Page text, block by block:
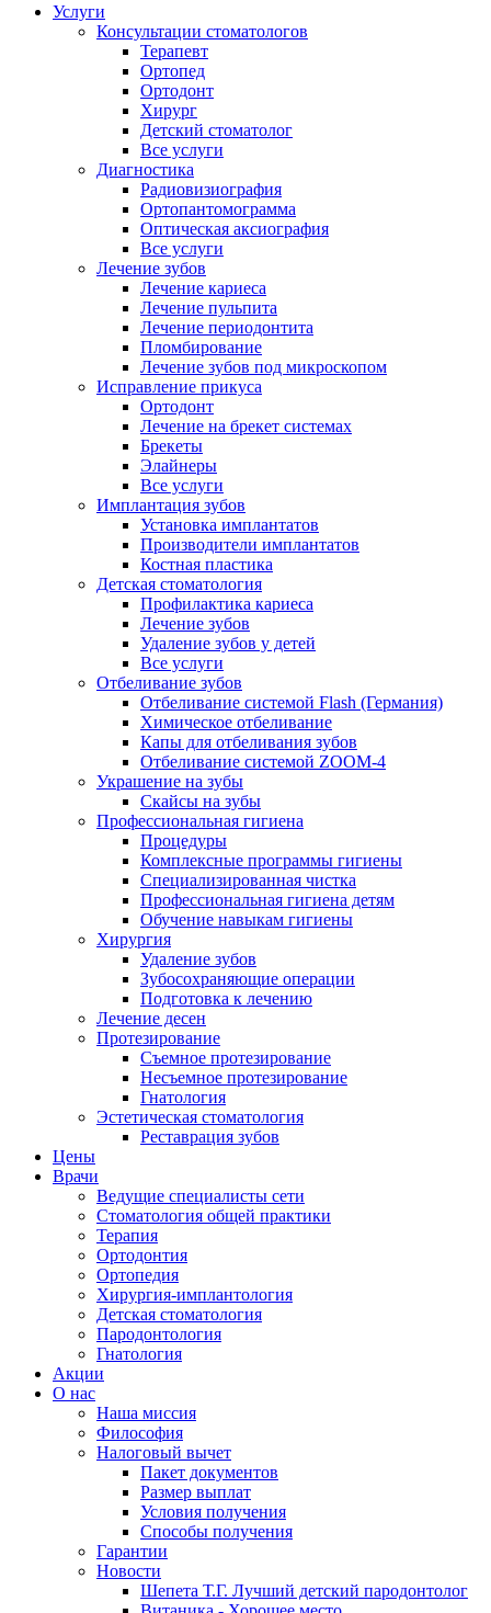
Услуги
Консультации стоматологов
Терапевт
Ортопед
Ортодонт
Хирург
Детский стоматолог
Все услуги
Диагностика
Радиовизиография
Ортопантомограмма
Оптическая аксиография
Все услуги
Лечение зубов
Лечение кариеса
Лечение пульпита
Лечение периодонтита
Пломбирование
Лечение зубов под микроскопом
Исправление прикуса
Ортодонт
Лечение на брекет системах
Брекеты
Элайнеры
Все услуги
Имплантация зубов
Установка имплантатов
Производители имплантатов
Костная пластика
Детская стоматология
Профилактика кариеса
Лечение зубов
Удаление зубов у детей
Все услуги
Отбеливание зубов
Отбеливание системой Flash (Германия)
Химическое отбеливание
Капы для отбеливания зубов
Отбеливание системой ZOOM-4
Украшение на зубы
Скайсы на зубы
Профессиональная гигиена
Процедуры
Комплексные программы гигиены
Специализированная чистка
Профессиональная гигиена детям
Обучение навыкам гигиены
Хирургия
Удаление зубов
Зубосохраняющие операции
Подготовка к лечению
Лечение десен
Протезирование
Съемное протезирование
Несъемное протезирование
Гнатология
Эстетическая стоматология
Реставрация зубов
Цены
Врачи
Ведущие специалисты сети
Стоматология общей практики
Терапия
Ортодонтия
Ортопедия
Хирургия-имплантология
Детская стоматология
Пародонтология
Гнатология
Акции
О нас
Наша миссия
Философия
Налоговый вычет
Пакет документов
Размер выплат
Условия получения
Способы получения
Гарантии
Новости
Шепета Т.Г. Лучший детский пародонтолог